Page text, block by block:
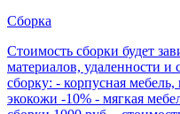
Сборка
Стоимость сборки будет
материалов, удаленности
сборку: - корпусная
экокожи -10% - мягкая